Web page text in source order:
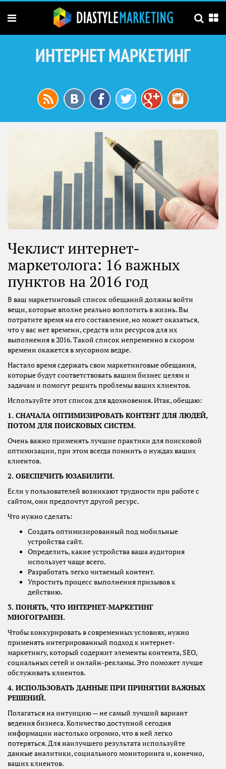
ИНТЕРНЕТ МАРКЕТИНГ
Чеклист интернет-
маркетолога: 16 важных
пунктов на 2016 год
В ваш маркетинговый список обещаний должны войти
вещи, которые вполне реально воплотить в жизнь. Вы
потратите время на его составление, но может оказаться,
что у вас нет времени, средств или ресурсов для их
выполнения в 2016. Такой список непременно в скором
времени окажется в мусорном ведре.
Настало время сдержать свои маркетинговые обещания,
которые будут соответствовать вашим бизнес целям и
задачам и помогут решить проблемы ваших клиентов.
Используйте этот список для вдохновения. Итак, обещаю:
1. СНАЧАЛА ОПТИМИЗИРОВАТЬ КОНТЕНТ ДЛЯ ЛЮДЕЙ,
ПОТОМ ДЛЯ ПОИСКОВЫХ СИСТЕМ.
Очень важно применять лучшие практики для поисковой
оптимизации, при этом всегда помнить о нуждах ваших
клиентов.
2. ОБЕСПЕЧИТЬ ЮЗАБИЛИТИ.
Если у пользователей возникают трудности при работе с
сайтом, они предпочтут другой ресурс.
Что нужно сделать:
Создать оптимизированный под мобильные
устройства сайт.
Определить, какие устройства ваша аудитория
использует чаще всего.
Разработать легко читаемый контент.
Упростить процесс выполнения призывов к
действию.
3. ПОНЯТЬ, ЧТО ИНТЕРНЕТ-МАРКЕТИНГ
МНОГОГРАНЕН.
Чтобы конкурировать в современных условиях, нужно
применять интегрированный подход к интернет-
маркетингу, который содержит элементы контента, SEO,
социальных сетей и онлайн-рекламы. Это поможет лучше
обслуживать клиентов.
4. ИСПОЛЬЗОВАТЬ ДАННЫЕ ПРИ ПРИНЯТИИ ВАЖНЫХ
РЕШЕНИЙ.
Полагаться на интуицию — не самый лучший вариант
ведения бизнеса. Количество доступной сегодня
информации настолько огромно, что в ней легко
потеряться. Для наилучшего результата используйте
данные аналитики, социального мониторинга и, конечно,
ваших клиентов.